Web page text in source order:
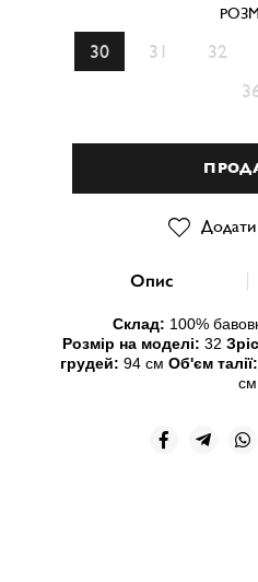
30 31 32
Опис
Склад: 100%
Розмір на моделі: 32
грудей: 94 см Об'єм талії:
см